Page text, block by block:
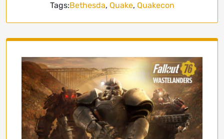
Tags:Bethesda, Quake, Quakecon